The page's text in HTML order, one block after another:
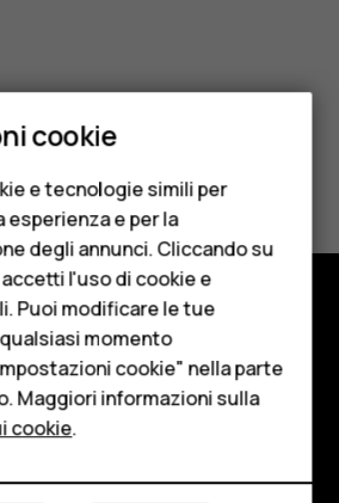
anziani
M
cookie
e tecnologie simili per
esperienza e per la
degli annunci. Cliccando su
l'uso di cookie e
Puoi modificare le tue
momento
cookie" nella parte
Maggiori informazioni sulla
cookie.